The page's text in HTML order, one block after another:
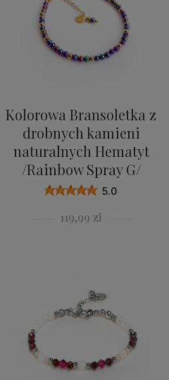
Kolorowa Bransoletka z
drobnych kamieni
naturalnych Hematyt
/Rainbow Spray G/
5.0
119,99 zł